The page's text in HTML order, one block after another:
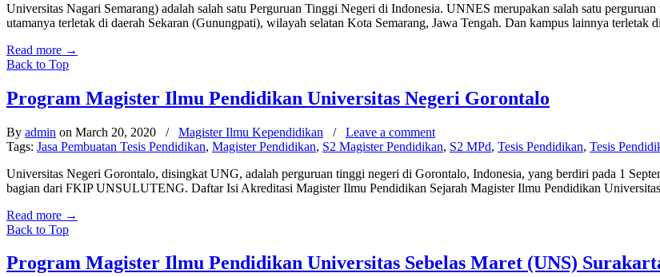
Universitas Nagari Semarang) adalah salah satu Perguruan Tinggi Negeri di Indonesia. UNNES merupakan salah satu
utamanya terletak di daerah Sekaran (Gunungpati), wilayah selatan Kota Semarang, Jawa Tengah. Dan kampus lainnya
Read more →
Back to Top
Program Magister Ilmu Pendidikan Universitas Negeri Gorontalo
By admin on March 20, 2020 / Magister Ilmu Kependidikan / Leave a comment
Tags: Jasa Pembuatan Tesis Pendidikan, Magister Pendidikan, S2 Magister Pendidikan, S2 MPd, Tesis Pendidikan, Tesis
Universitas Negeri Gorontalo, disingkat UNG, adalah perguruan tinggi negeri di Gorontalo, Indonesia, yang berdiri pada 1
bagian dari FKIP UNSULUTENG. Daftar Isi Akreditasi Magister Ilmu Pendidikan Sejarah Magister Ilmu Pendidikan
Read more →
Back to Top
Program Magister Ilmu Pendidikan Universitas Sebelas Maret (UNS)